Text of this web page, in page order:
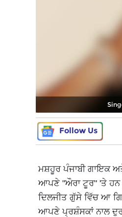
Follow Us
ਮਸ਼ਹੂਰ ਪੰਜਾਬੀ ਗਾਇਕ
ਆਪਣੇ "ਔਰਾ ਟੂਰ" 'ਤੇ ਹਨ।
ਦਿਲਜੀਤ ਗੁੱਸੇ ਵਿੱਚ ਆ
ਆਪਣੇ ਪ੍ਰਸ਼ੰਸਕਾਂ ਨਾਲ